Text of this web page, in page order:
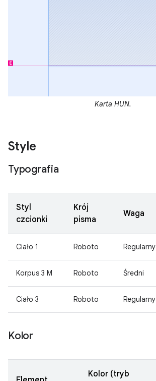
Karta HUN.
Style
Typografia
Styl
czcionki
Krój
pisma
Waga
Ciało 1 Roboto Regularny
Korpus 3 M Roboto Średni
Ciało 3 Roboto Regularny
Kolor
Kolor (tryb